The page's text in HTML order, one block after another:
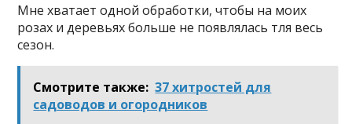
Мне хватает одной обработки, чтобы на моих
розах и деревьях больше не появлялась тля весь
сезон.
Смотрите также: 37 хитростей для
садоводов и огородников